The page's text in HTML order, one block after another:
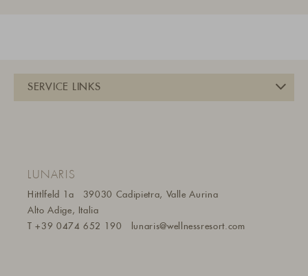
LUNARIS
Hittlfeld 1a
39030 Cadipietra, Valle Aurina
Alto Adige, Italia
T+39 0474 652 190 lunaris@wellnessresort. com